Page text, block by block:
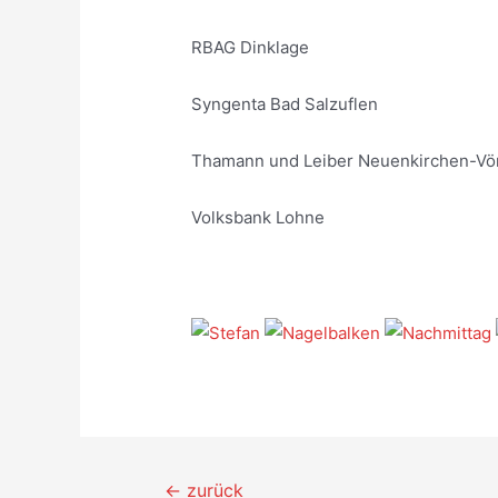
RBAG Dinklage
Syngenta Bad Salzuflen
Thamann und Leiber Neuenkirchen-
Volksbank Lohne
Beitragsnavigation
← zurück